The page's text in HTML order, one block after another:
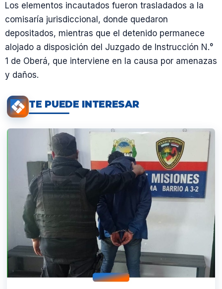
Los elementos incautados fueron trasladados a la
comisaría jurisdiccional, donde quedaron
depositados, mientras que el detenido permanece
alojado a disposición del Juzgado de Instrucción N.°
1 de Oberá, que interviene en la causa por amenazas
y daños.
TE PUEDE INTERESAR